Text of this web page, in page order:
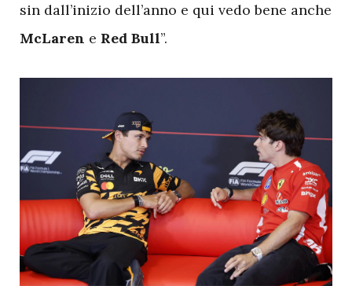
sin dall’inizio dell’anno e qui vedo bene anche
McLaren e Red Bull”.